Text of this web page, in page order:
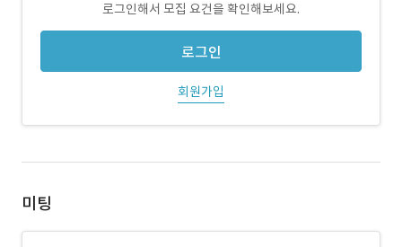
로그인해서 모집 요건을 확인해보세요.
로그인
회원가입
미팅